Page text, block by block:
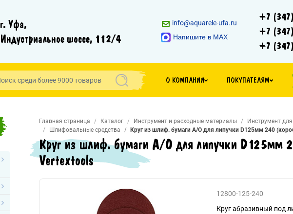
г. Уфа,
Индустриальное шоссе, 112/4
info@aquarele-ufa.ru
Напишите в MAX
+7
+7
+7
О КОМПАНИИ ПОКУПАТЕЛЯМ
Главная страница Каталог Инструмент и расходные материалы
Инструмент
Шлифовальные средства
Круг из шлиф. бумаги А/О для липучки D125мм 240
Круг из шлиф. бумаги А/О для липучки D125мм
Vertextools
12800-125-240
Круг абразивный под